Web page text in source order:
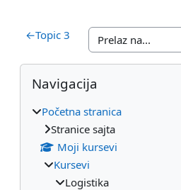
←Topic 3
Blokovi
Preskoči Navigacija
Navigacija
Početna stranica
Stranice sajta
Moji kursevi
Kursevi
Logistika